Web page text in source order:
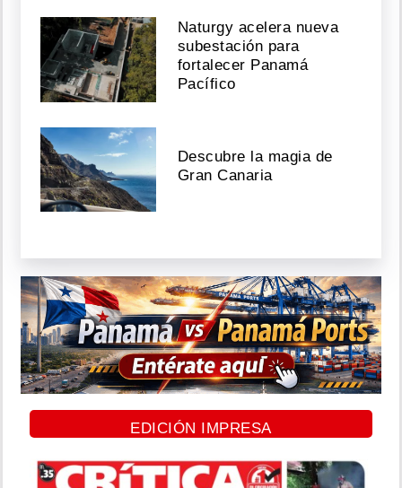
Naturgy acelera nueva
subestación para
fortalecer Panamá
Pacífico
Descubre la magia de
Gran Canaria
EDICIÓN IMPRESA